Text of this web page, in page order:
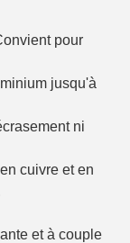
pour
jusqu'à
ni
cuivre et en
et à couple